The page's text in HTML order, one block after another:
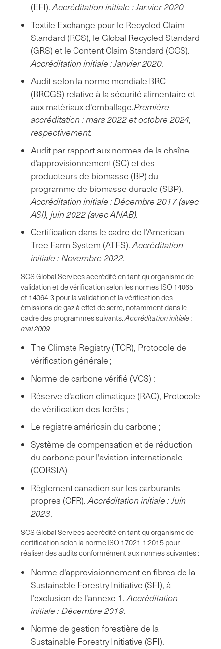
(EFI).Accréditation initiale : Janvier 2020.
Textile Exchange pour le Recycled Claim
Standard (RCS), le Global Recycled Standard
(GRS) et le Content Claim Standard (CCS).
Accréditation initiale : Janvier 2020.
Audit selon la norme mondiale BRC
(BRCGS) relative à la sécurité alimentaire et
aux matériaux d'emballage.Première
accréditation : mars 2022 et octobre 2024,
respectivement.
Audit par rapport aux normes de la chaîne
d'approvisionnement (SC) et des
producteurs de biomasse (BP) du
programme de biomasse durable (SBP).
Accréditation initiale : Décembre 2017 (avec
ASI), juin 2022 (avec ANAB).
Certification dans le cadre de l'American
Tree Farm System (ATFS).Accréditation
initiale : Novembre 2022.
SCS Global Services accrédité en tant qu'organisme de
validation et de vérification selon les normes ISO 14065
et 14064-3 pour la validation et la vérification des
émissions de gaz à effet de serre, notamment dans le
cadre des programmes suivants.Accréditation initiale :
mai 2009
The Climate Registry (TCR), Protocole de
vérification générale ;
Norme de carbone vérifié (VCS) ;
Réserve d'action climatique (RAC), Protocole
de vérification des forêts ;
Le registre américain du carbone ;
Système de compensation et de réduction
du carbone pour l'aviation internationale
(CORSIA)
Règlement canadien sur les carburants
propres (CFR).Accréditation initiale : Juin
2023.
SCS Global Services accrédité en tant qu'organisme de
certification selon la norme ISO 17021-1:2015 pour
réaliser des audits conformément aux normes suivantes :
Norme d'approvisionnement en fibres de la
Sustainable Forestry Initiative (SFI), à
l'exclusion de l'annexe 1.Accréditation
initiale : Décembre 2019.
Norme de gestion forestière de la
Sustainable Forestry Initiative (SFI).